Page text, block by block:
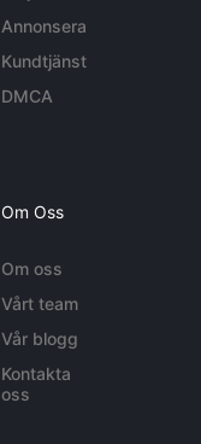
Annonsera
Kundtjänst
DMCA
Om Oss
Om oss
Vårt team
Vår blogg
Kontakta
oss